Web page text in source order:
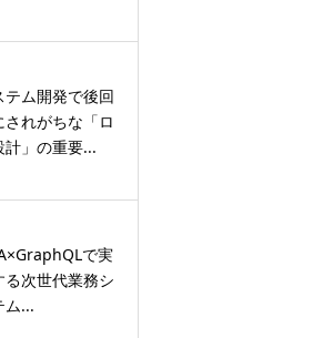
テム開発で後回
されがちな「ロ
計」の重要...
で実
る次世代業務シ
ム...